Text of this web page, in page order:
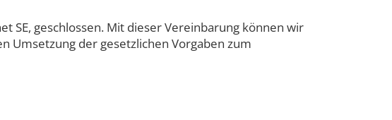
SE, geschlossen. Mit dieser Vereinbarung können wir
Umsetzung der gesetzlichen Vorgaben zum